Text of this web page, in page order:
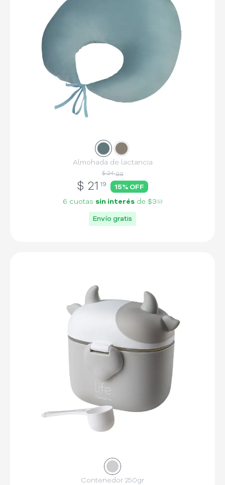
Slide 1
Slide
Almohada de lactancia
$ 24 99
$ 21 19 15% OFF
6 cuotas sin interés de $3 53
Envío gratis
Contenedor 250gr